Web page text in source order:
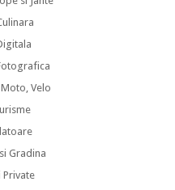
Velo
Gradina
Private